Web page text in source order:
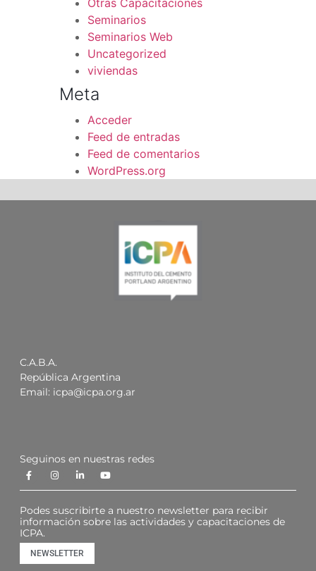
Otras Capacitaciones
Seminarios
Seminarios Web
Uncategorized
viviendas
Meta
Acceder
Feed de entradas
Feed de comentarios
WordPress.org
C.A.B.A.
República Argentina
Email: icpa@icpa.org.ar
Seguinos en nuestras redes
Podes suscribirte a nuestro newsletter para recibir
información sobre las actividades y capacitaciones de
ICPA.
NEWSLETTER